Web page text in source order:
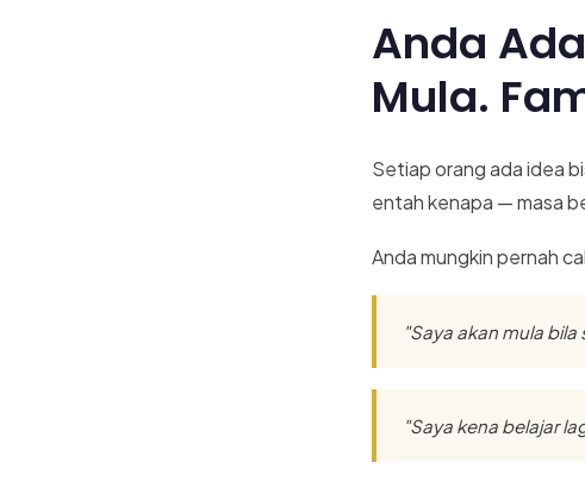
Anda
Mula.
Setiap orang ada idea
entah kenapa — masa
Anda mungkin pernah
"Saya akan mula
"Saya kena belajar